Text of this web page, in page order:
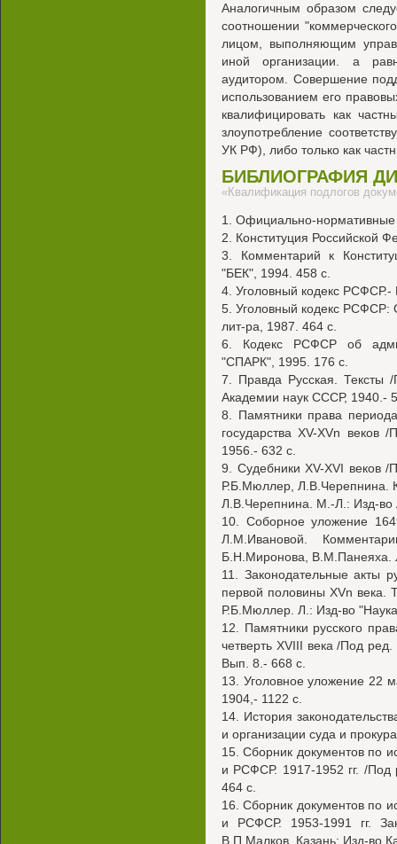
Аналогичным образом
соотношении
лицом, выполняющим
иной организации. а
аудитором. Совершение
использованием его
квалифицировать как
злоупотребление
УК РФ), либо только как
БИБЛИОГРАФИЯ
«Квалификация подлогов
1. Официально-
2. Конституция Российской
3. Комментарий к
"БЕК", 1994. 458 с.
4. Уголовный кодекс
5. Уголовный кодекс
лит-ра, 1987. 464 с.
6. Кодекс РСФСР об
"СПАРК", 1995. 176 с.
7. Правда Русская.
Академии наук СССР, 1940.-
8. Памятники права периода
государства XV-XVn
1956.- 632 с.
9. Судебники XV-XVI веков /
Р.Б.Мюллер, Л.В.Черепнина.
Л.В.Черепнина. М.-Л.: Изд-во
10. Соборное уложение
Л.М.Ивановой.
Б.Н.Миронова, В.М.Панеяха.
11. Законодательные акты
первой половины XVn века.
Р.Б.Мюллер. Л.: Изд-во
12. Памятники русского
четверть XVIII века /Под
Вып. 8.- 668 с.
13. Уголовное уложение 22
1904,- 1122 с.
14. История
и организации суда и
15. Сборник документов по
и РСФСР. 1917-1952 гг. /Под
464 с.
16. Сборник документов по
и РСФСР. 1953-1991 гг.
В.П.Малков. Казань: Изд-во